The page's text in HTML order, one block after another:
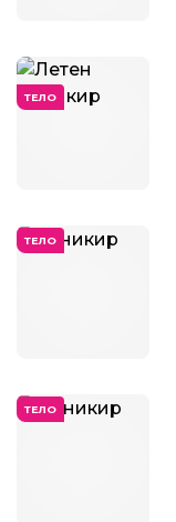
ТЕЛО
ТЕЛО
ТЕЛО